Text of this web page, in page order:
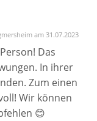
flexibel
Wünsche
Stimme
Kerstin
ein Auge
aus
außen) verlegt
Problem
am 31.07.2023
Das
In ihrer
Zum einen
Wir können
😊